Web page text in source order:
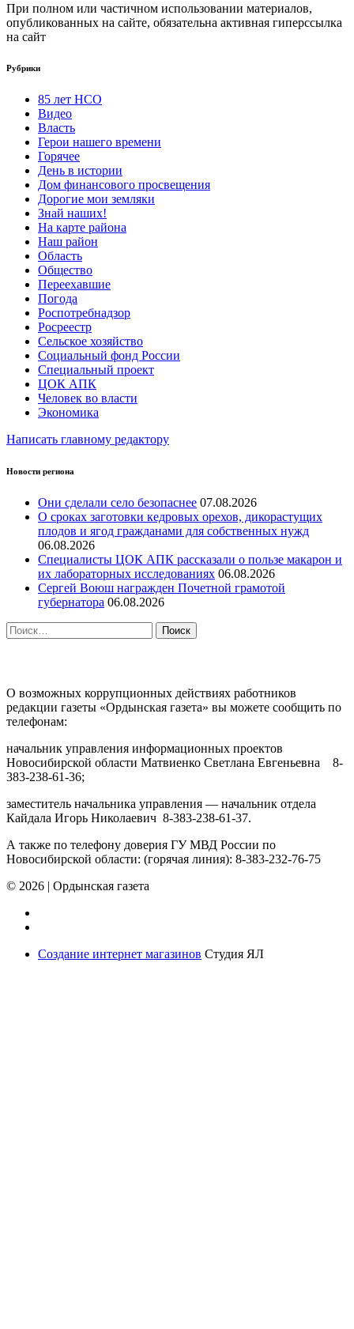
При полном или частичном использовании материалов,
опубликованных на сайте, обязательна активная гиперссылка
на сайт
Рубрики
85 лет НСО
Видео
Власть
Герои нашего времени
Горячее
День в истории
Дом финансового просвещения
Дорогие мои земляки
Знай наших!
На карте района
Наш район
Область
Общество
Переехавшие
Погода
Роспотребнадзор
Росреестр
Сельское хозяйство
Социальный фонд России
Специальный проект
ЦОК АПК
Человек во власти
Экономика
Написать главному редактору
Новости региона
Они сделали село безопаснее 07.08.2026
О сроках заготовки кедровых орехов, дикорастущих
плодов и ягод гражданами для собственных нужд
06.08.2026
Специалисты ЦОК АПК рассказали о пользе макарон и
их лабораторных исследованиях 06.08.2026
Сергей Воюш награжден Почетной грамотой
губернатора 06.08.2026
Найти:
О возможных коррупционных действиях работников
редакции газеты «Ордынская газета» вы можете сообщить по
телефонам:
начальник управления информационных проектов
Новосибирской области Матвиенко Светлана Евгеньевна 8-
383-238-61-36;
заместитель начальника управления — начальник отдела
Кайдала Игорь Николаевич 8-383-238-61-37.
А также по телефону доверия ГУ МВД России по
Новосибирской области: (горячая линия): 8-383-232-76-75
© 2026 | Ордынская газета
Создание интернет магазинов Студия ЯЛ